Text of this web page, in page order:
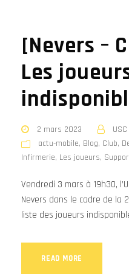
[Nevers –
Les
2 mars 2023
actu-mobile, Blog, Club,
Infirmerie, Les joueurs,
Vendredi 3 mars à 19h30,
Nevers dans le cadre de la
liste des joueurs
READ MORE